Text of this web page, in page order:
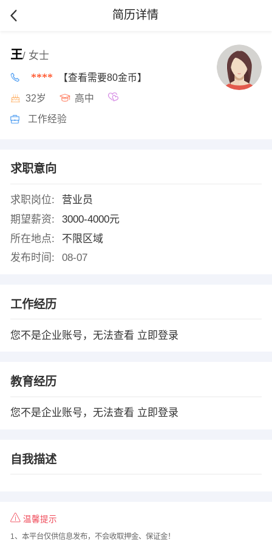
简历详情
王/ 女士
**** 【查看需要80金币】
32岁 高中
工作经验
求职意向
求职岗位:
营业员
期望薪资:
3000-4000元
所在地点:
不限区域
发布时间:
08-07
工作经历
您不是企业账号，无法查看 立即登录
教育经历
您不是企业账号，无法查看 立即登录
自我描述
温馨提示
1、本平台仅供信息发布，不会收取押金、保证金！